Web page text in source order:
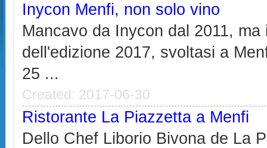
Inycon Menfi, non solo vino
Mancavo da Inycon dal 2011, ma
dell'edizione 2017, svoltasi a
25 ...
Created: 2017-06-30
Ristorante La Piazzetta a Menfi
Dello Chef Liborio Bivona de La